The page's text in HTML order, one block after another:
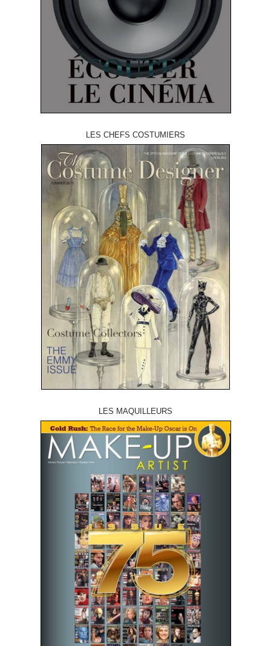
LES CHEFS COSTUMIERS
LES MAQUILLEURS